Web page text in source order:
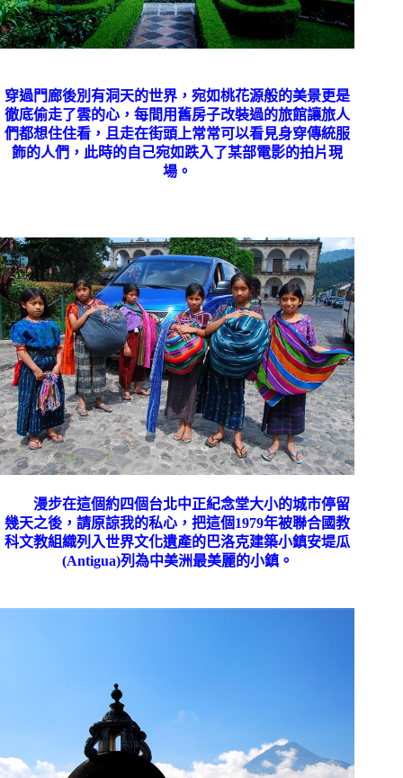
穿過門廊後別有洞天的世界，宛如桃花源般的美景更是
徹底偷走了雲的心，每間用舊房子改裝過的旅館讓旅人
們都想住住看，且走在街頭上常常可以看見身穿傳統服
飾的人們，此時的自己宛如跌入了某部電影的拍片現
場。
漫步在這個約四個台北中正紀念堂大小的城市停留
幾天之後，請原諒我的私心，把這個1979年被聯合國教
科文教組織列入世界文化遺產的巴洛克建築小鎮安堤瓜
(Antigua)列為中美洲最美麗的小鎮。